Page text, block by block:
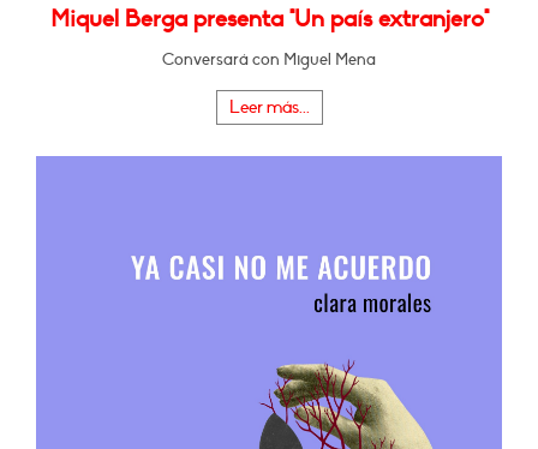
Miquel Berga presenta "Un país extranjero"
Conversará con Miguel Mena
Leer más...